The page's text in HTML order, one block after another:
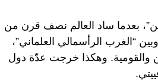
بعدما ساد العالم نصف قرن من
“الغرب الرأسمالي العلماني”،
والقومية. وهكذا خرجت عدّة دول